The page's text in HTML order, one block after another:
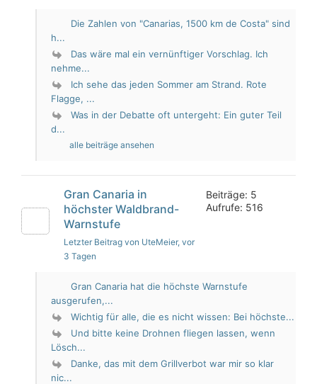
Die Zahlen von "Canarias, 1500 km de Costa" sind
h...
Das wäre mal ein vernünftiger Vorschlag. Ich
nehme...
Ich sehe das jeden Sommer am Strand. Rote
Flagge, ...
Was in der Debatte oft untergeht: Ein guter Teil
d...
alle beiträge ansehen
Gran Canaria in
höchster Waldbrand-
Warnstufe
Letzter Beitrag von UteMeier, vor
3 Tagen
Beiträge: 5
Aufrufe: 516
Gran Canaria hat die höchste Warnstufe
ausgerufen,...
Wichtig für alle, die es nicht wissen: Bei höchste...
Und bitte keine Drohnen fliegen lassen, wenn
Lösch...
Danke, das mit dem Grillverbot war mir so klar
nic...